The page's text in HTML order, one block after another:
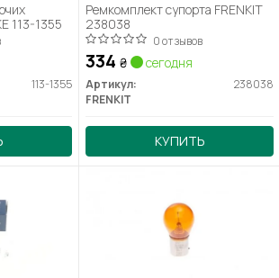
113-1355
113-1355
Ремкомплект супорта FRENKIT
238038
0 отзывов
334 ₴ сегодня
Артикул:
238038
FRENKIT
КУПИТЬ